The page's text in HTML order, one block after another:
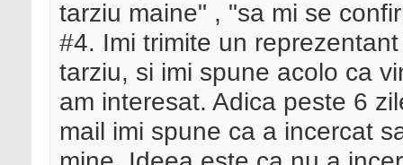
tarziu maine" , "sa mi se
#4. Imi trimite un
tarziu, si imi spune acolo ca
am interesat. Adica peste 6
mail imi spune ca a incercat